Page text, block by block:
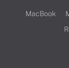
MacBook